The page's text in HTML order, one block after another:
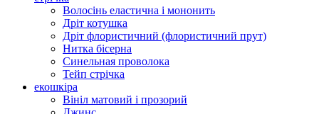
Волосінь еластична і мононить
Дріт котушка
Дріт флористичний (флористичний прут)
Нитка бісерна
Синельная проволока
Тейп стрічка
екошкіра
Вініл матовий і прозорий